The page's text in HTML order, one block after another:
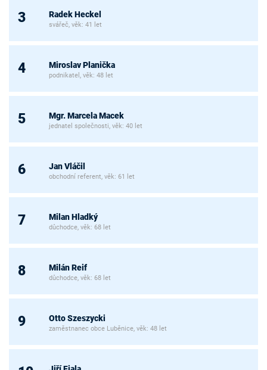
3 Radek Heckel
svářeč, věk: 41 let
4 Miroslav Planička
podnikatel, věk: 48 let
5 Mgr. Marcela Macek
jednatel společnosti, věk: 40 let
6 Jan Vláčil
obchodní referent, věk: 61 let
7 Milan Hladký
důchodce, věk: 68 let
8 Milán Reif
důchodce, věk: 68 let
9 Otto Szeszycki
zaměstnanec obce Luběnice, věk: 48 let